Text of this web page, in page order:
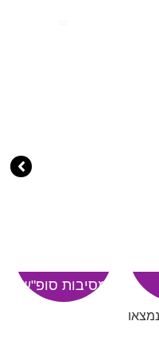
מסיבות סופ"ש